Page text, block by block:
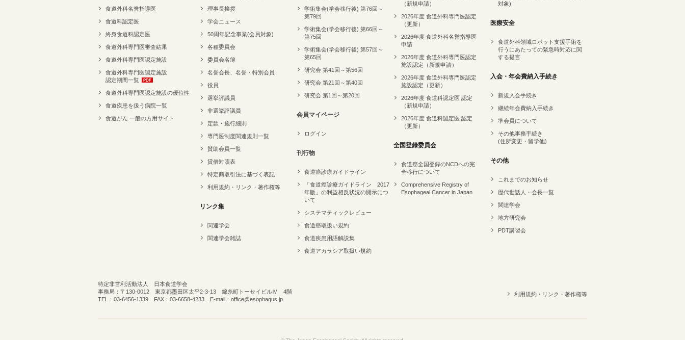
食道外科名誉指導医
食道科認定医
終身食道科認定医
食道外科専門医審査結果
食道外科専門医認定施設
食道外科専門医認定施設
認定期間一覧
食道外科専門医認定施設の優位性
食道疾患を扱う病院一覧
食道がん 一般の方用サイト
理事長挨拶
学会ニュース
50周年記念事業(会員対象)
各種委員会
委員会名簿
名誉会長、名誉・特別会員
役員
選挙評議員
非選挙評議員
定款・施行細則
専門医制度関連規則一覧
賛助会員一覧
貸借対照表
特定商取引法に基づく表記
利用規約・リンク・著作権等
リンク集
関連学会
関連学会雑誌
学術集会(学会移行後) 第76回～
第79回
学術集会(学会移行後) 第66回～
第75回
学術集会(学会移行後) 第57回～
第65回
研究会 第41回～第56回
研究会 第21回～第40回
研究会 第1回～第20回
会員マイページ
ログイン
刊行物
食道癌診療ガイドライン
「食道癌診療ガイドライン 2017
年版」の利益相反状況の開示につ
いて
システマティックレビュー
食道癌取扱い規約
食道疾患用語解説集
食道アカラシア取扱い規約
（新規申請）
2026年度 食道外科専門医認定
（更新）
2026年度 食道外科名誉指導医
申請
2026年度 食道外科専門医認定
施設認定（新規申請）
2026年度 食道外科専門医認定
施設認定（更新）
2026年度 食道科認定医 認定
（新規申請）
2026年度 食道科認定医 認定
（更新）
全国登録委員会
食道癌全国登録のNCDへの完
全移行について
Comprehensive Registry of
Esophageal Cancer in Japan
対象)
医療安全
食道外科領域ロボット支援手術を
行うにあたっての緊急時対応に関
する提言
入会・年会費納入手続き
新規入会手続き
継続年会費納入手続き
準会員について
その他事務手続き
(住所変更・留学他)
その他
これまでのお知らせ
歴代世話人・会長一覧
関連学会
地方研究会
PDT講習会
特定非営利活動法人 日本食道学会
事務局：〒130-0012 東京都墨田区太平2-3-13 錦糸町トーセイビルⅣ 4階
TEL：03-6456-1339 FAX：03-6658-4233 E-mail：office@esophagus.jp
利用規約・リンク・著作権等